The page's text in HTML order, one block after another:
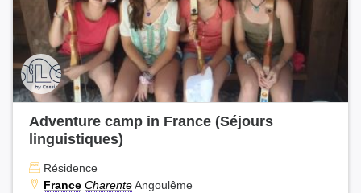
Adventure camp in France (Séjours
linguistiques)
Résidence
France CharenteAngoulême